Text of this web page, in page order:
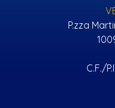
P.zza
C.F./